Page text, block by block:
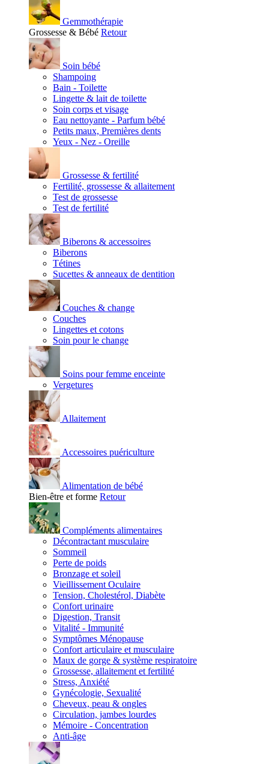
Gemmothérapie
Grossesse & Bébé Retour
Soin bébé
Shampoing
Bain - Toilette
Lingette & lait de toilette
Soin corps et visage
Eau nettoyante - Parfum bébé
Petits maux, Premières dents
Yeux - Nez - Oreille
Grossesse & fertilité
Fertilité, grossesse & allaitement
Test de grossesse
Test de fertilité
Biberons & accessoires
Biberons
Tétines
Sucettes & anneaux de dentition
Couches & change
Couches
Lingettes et cotons
Soin pour le change
Soins pour femme enceinte
Vergetures
Allaitement
Accessoires puériculture
Alimentation de bébé
Bien-être et forme Retour
Compléments alimentaires
Décontractant musculaire
Sommeil
Perte de poids
Bronzage et soleil
Vieillissement Oculaire
Tension, Cholestérol, Diabète
Confort urinaire
Digestion, Transit
Vitalité - Immunité
Symptômes Ménopause
Confort articulaire et musculaire
Maux de gorge & système respiratoire
Grossesse, allaitement et fertilité
Stress, Anxiété
Gynécologie, Sexualité
Cheveux, peau & ongles
Circulation, jambes lourdes
Mémoire - Concentration
Anti-âge